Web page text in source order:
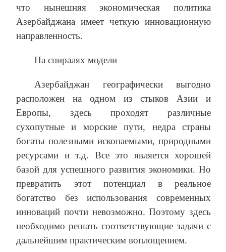
что нынешняя экономическая политика
Азербайджана имеет четкую инновационную
направленность.
На спиралях модели
Азербайджан географически выгодно
расположен на одном из стыков Азии и
Европы, здесь проходят различные
сухопутные и морские пути, недра страны
богаты полезными ископаемыми, природными
ресурсами и т.д. Все это является хорошей
базой для успешного развития экономики. Но
превратить этот потенциал в реальное
богатство без использования современных
инноваций почти невозможно. Поэтому здесь
необходимо решать соответствующие задачи с
дальнейшим практическим воплощением.